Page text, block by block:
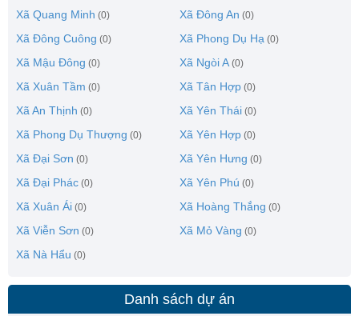
Xã Quang Minh (0) Xã Đông An (0)
Xã Đông Cuông (0) Xã Phong Dụ Hạ (0)
Xã Mậu Đông (0) Xã Ngòi A (0)
Xã Xuân Tầm (0) Xã Tân Hợp (0)
Xã An Thịnh (0) Xã Yên Thái (0)
Xã Phong Dụ Thượng (0) Xã Yên Hợp (0)
Xã Đại Sơn (0) Xã Yên Hưng (0)
Xã Đại Phác (0) Xã Yên Phú (0)
Xã Xuân Ái (0) Xã Hoàng Thắng (0)
Xã Viễn Sơn (0) Xã Mỏ Vàng (0)
Xã Nà Hẩu (0)
Danh sách dự án